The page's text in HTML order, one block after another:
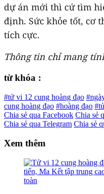
dự án mới thì cứ tìm
định. Sức khỏe tốt, cơ
tích cực.
Thông tin chỉ mang
từ khóa :
#tử vi 12 cung hoàng đạo
cung hoàng đạo #hoàng đạo
Chia sẻ qua Facebook Chia sẻ
Chia sẻ qua Telegram Chia sẻ
Xem thêm